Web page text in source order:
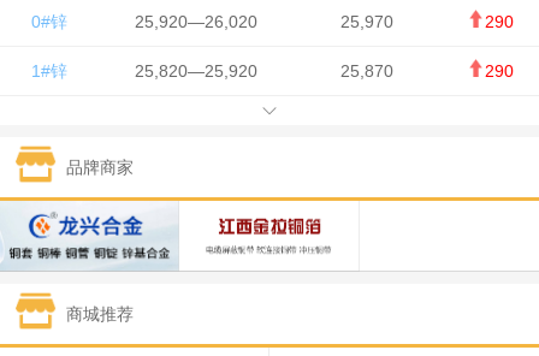
0#锌 25,920—26,020 25,970 290
1#锌 25,820—25,920 25,870 290
1#锡 434,000—436,000
1#镍 129,550—130,750
1#白银 15,100—15,110 15,105 -70
钯金
品牌商家
商城推荐